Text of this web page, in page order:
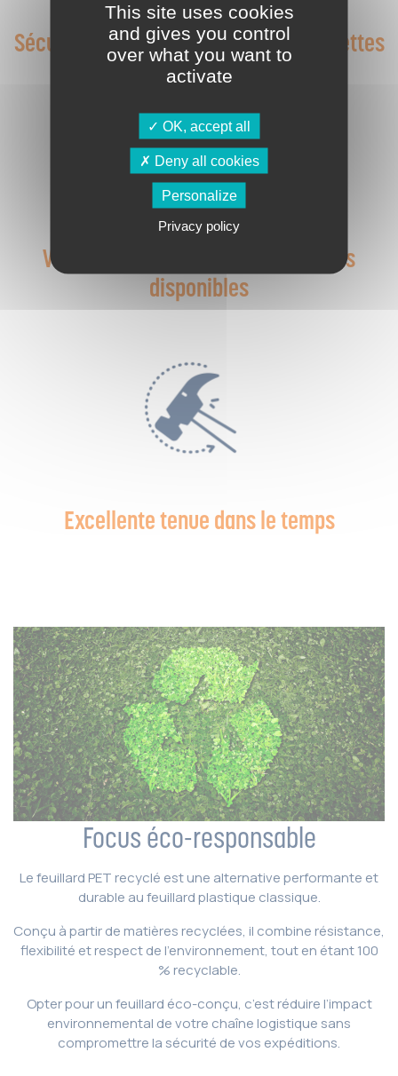
Sécurisation optimale des colis et palettes
Versions recyclables et écologiques
disponibles
Excellente tenue dans le temps
Focus éco-responsable
Le feuillard PET recyclé est une alternative performante et
durable au feuillard plastique classique.
Conçu à partir de matières recyclées, il combine résistance,
flexibilité et respect de l’environnement, tout en étant 100
% recyclable.
Opter pour un feuillard éco-conçu, c’est réduire l’impact
environnemental de votre chaîne logistique sans
compromettre la sécurité de vos expéditions.
This site uses cookies
and gives you control
over what you want to
activate
OK, accept all
Deny all cookies
Personalize
Privacy policy